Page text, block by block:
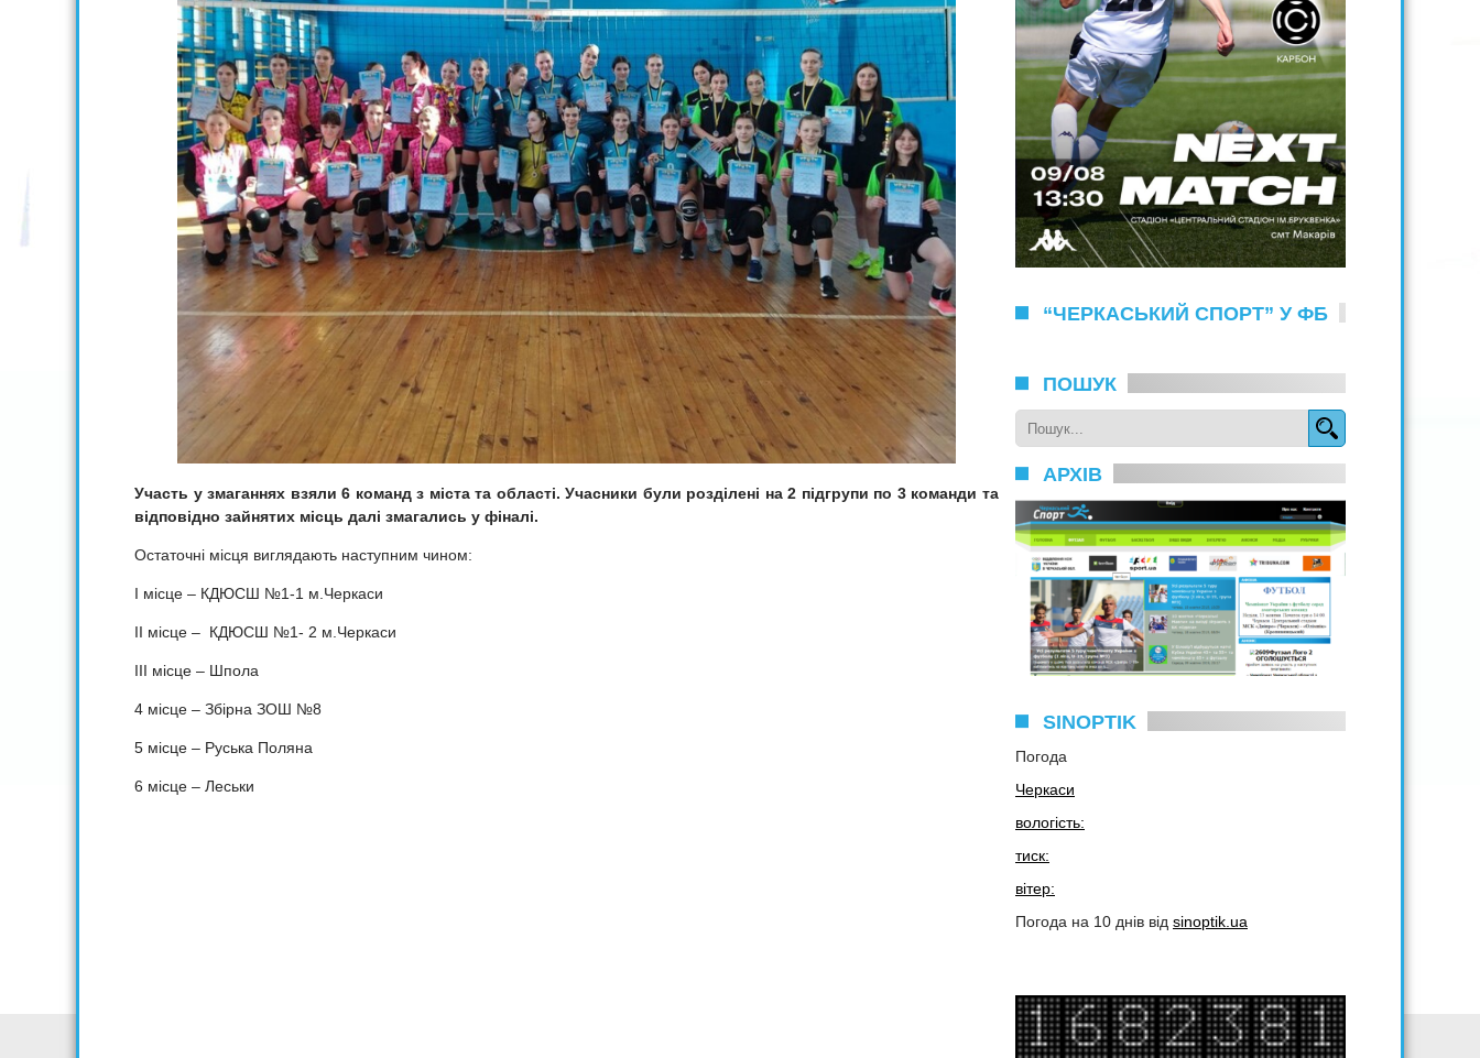
Участь у змаганнях взяли 6 команд з міста та області. Учасники були розділені на 2 підгрупи по 3 команди та
відповідно зайнятих місць далі змагались у фіналі.
Остаточні місця виглядають наступним чином:
І місце – КДЮСШ №1-1 м.Черкаси
ІІ місце – КДЮСШ №1- 2 м.Черкаси
ІІІ місце – Шпола
4 місце – Збірна ЗОШ №8
5 місце – Руська Поляна
6 місце – Леськи
“ЧЕРКАСЬКИЙ СПОРТ” У ФБ
ПОШУК
АРХІВ
SINOPTIK
Погода
Черкаси
вологість:
тиск:
вітер:
Погода на 10 днів від sinoptik.ua